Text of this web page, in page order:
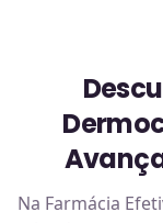
Na Farmácia